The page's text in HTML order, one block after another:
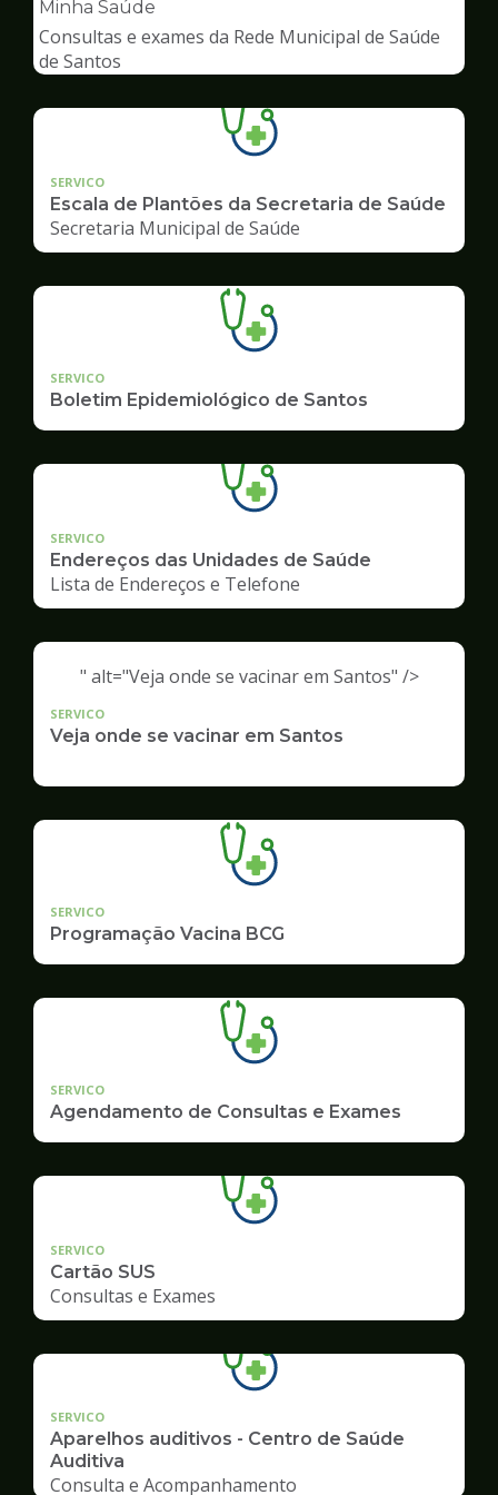
de
Saúde
Minha Saúde
Consultas e exames da Rede Municipal de Saúde
de Santos
SERVICO
Escala de Plantões da Secretaria de Saúde
Secretaria Municipal de Saúde
SERVICO
Boletim Epidemiológico de Santos
SERVICO
Endereços das Unidades de Saúde
Lista de Endereços e Telefone
" alt="Veja onde se vacinar em Santos" />
SERVICO
Veja onde se vacinar em Santos
SERVICO
Programação Vacina BCG
SERVICO
Agendamento de Consultas e Exames
SERVICO
Cartão SUS
Consultas e Exames
SERVICO
Aparelhos auditivos - Centro de Saúde
Auditiva
Consulta e Acompanhamento